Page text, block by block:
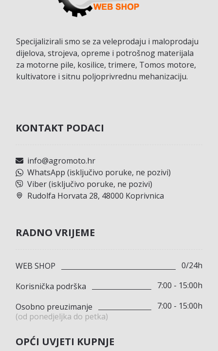
Specijalizirali smo se za veleprodaju i maloprodaju
dijelova, strojeva, opreme i potrošnog materijala
za motorne pile, kosilice, trimere, Tomos motore,
kultivatore i sitnu poljoprivrednu mehanizaciju.
KONTAKT PODACI
info@agromoto.hr
WhatsApp (isključivo poruke, ne pozivi)
Viber (isključivo poruke, ne pozivi)
Rudolfa Horvata 28, 48000 Koprivnica
RADNO VRIJEME
WEB SHOP
0/24h
Korisnička podrška
7:00 - 15:00h
Osobno preuzimanje
(od ponedjeljka do petka)
7:00 - 15:00h
OPĆI UVJETI KUPNJE